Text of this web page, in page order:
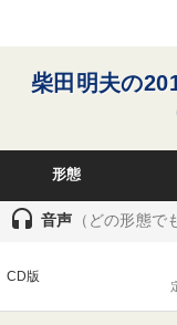
柴田明夫の
形態
headset 音声 （どの形態で
CD版